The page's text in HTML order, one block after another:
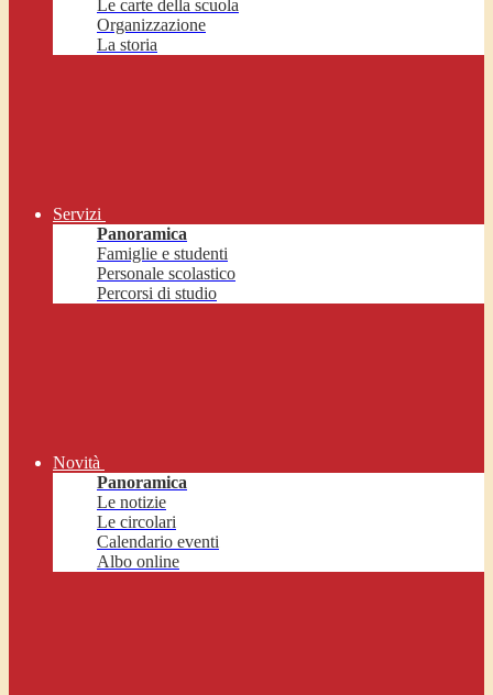
Le carte della scuola
Organizzazione
La storia
Servizi
Panoramica
Famiglie e studenti
Personale scolastico
Percorsi di studio
Novità
Panoramica
Le notizie
Le circolari
Calendario eventi
Albo online